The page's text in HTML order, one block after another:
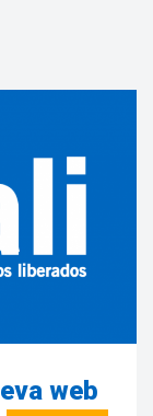
web